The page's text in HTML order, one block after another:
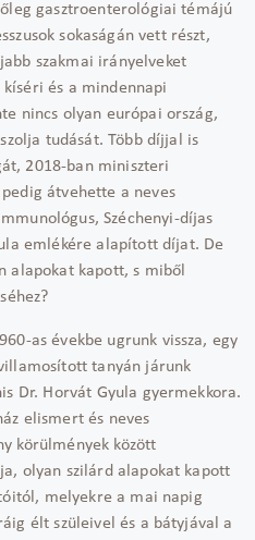
gasztroenterológiai témájú
sokaságán vett részt,
szakmai irányelveket
és a mindennapi
nincs olyan európai ország,
tudását. Több díjjal is
2018-ban miniszteri
átvehette a neves
Széchenyi-díjas
emlékére alapított díjat. De
alapokat kapott, s miből
as évekbe ugrunk vissza, egy
tanyán járunk
Dr. Horvát Gyula gyermekkora.
elismert és neves
körülmények között
olyan szilárd alapokat kapott
melyekre a mai napig
élt szüleivel és a bátyjával a